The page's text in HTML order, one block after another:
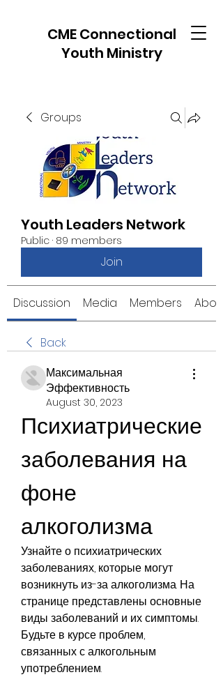
CME Connectional
Youth Ministry
Groups
Youth Leaders Network
Public · 89 members
Join
Discussion Media Members About
Back
Максимальная
Эффективность
August 30, 2023
Психиатрические
заболевания на
фоне
алкоголизма
Узнайте о психиатрических
заболеваниях, которые могут
возникнуть из-за алкоголизма. На
странице представлены основные
виды заболеваний и их симптомы.
Будьте в курсе проблем,
связанных с алкогольным
употреблением.